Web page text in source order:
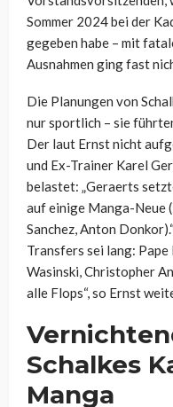
Sommer 2024 bei der
gegeben habe – mit
Ausnahmen ging fast
Die Planungen von
nur sportlich – sie
Der laut Ernst nicht
und Ex-Trainer Karel
belastet: „Geraerts
auf einige Manga-Neue
Sanchez, Anton
Transfers sei lang:
Wasinski, Christopher
alle Flops“, so Ernst
Schalkes
Manga